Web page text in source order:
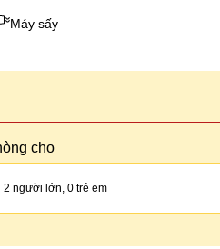
Máy sấy
cho
2 người lớn, 0 trẻ em